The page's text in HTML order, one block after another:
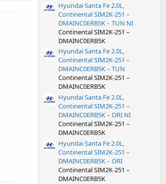
Hyundai Santa Fe 2.0L,
Continental SIM2K-251 –
DMAINC0ERB5K – TUN NI
Continental SIM2K-251 –
DMAINC0ERB5K
Hyundai Santa Fe 2.0L,
Continental SIM2K-251 –
DMAINC0ERB5K – TUN
Continental SIM2K-251 –
DMAINC0ERB5K
Hyundai Santa Fe 2.0L,
Continental SIM2K-251 –
DMAINC0ERB5K – ORI NI
Continental SIM2K-251 –
DMAINC0ERB5K
Hyundai Santa Fe 2.0L,
Continental SIM2K-251 –
DMAINC0ERB5K – ORI
Continental SIM2K-251 –
DMAINC0ERB5K